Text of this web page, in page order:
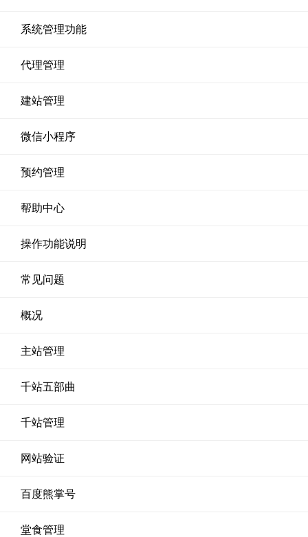
系统管理功能
代理管理
建站管理
微信小程序
预约管理
帮助中心
操作功能说明
常见问题
概况
主站管理
千站五部曲
千站管理
网站验证
百度熊掌号
堂食管理